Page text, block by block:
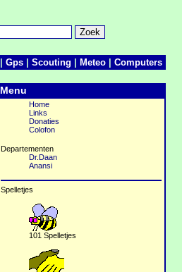
|Gps |Scouting Meteo |Computers
Menu
Home
Links
Donaties
Colofon
Departementen
Dr.Daan
Anansi
Spelletjes
101 Spelletjes